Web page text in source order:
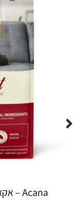
Espree – שמפו 355 מ"ל יערות ה...